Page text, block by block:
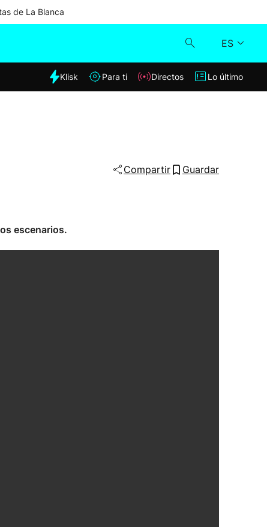
de La Blanca
ES
Klisk
Klisk Para ti Directos Lo último
Compartir Guardar
escenarios.